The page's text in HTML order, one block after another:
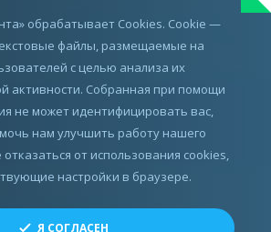
С ВРАЧОМ
Все права защищены.
обрабатывает Cookies. Cookie —
файлы, размещаемые на
с целью анализа их
активности. Собранная при помощи
не может идентифицировать вас,
нам улучшить работу нашего
от использования cookies,
настройки в браузере.
Я СОГЛАСЕН